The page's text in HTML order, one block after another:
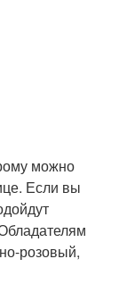
можно
Если вы
розовый,